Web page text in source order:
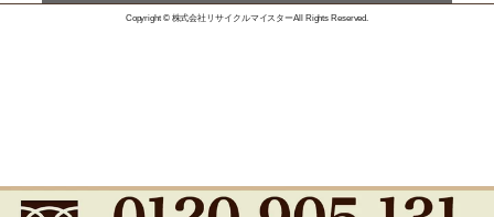
Copyright © 株式会社リサイクルマイスターAll Rights Reserved.